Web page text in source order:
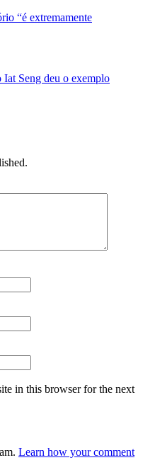
“é extremamente
Seng deu o exemplo
in this browser for the next
Learn how your comment